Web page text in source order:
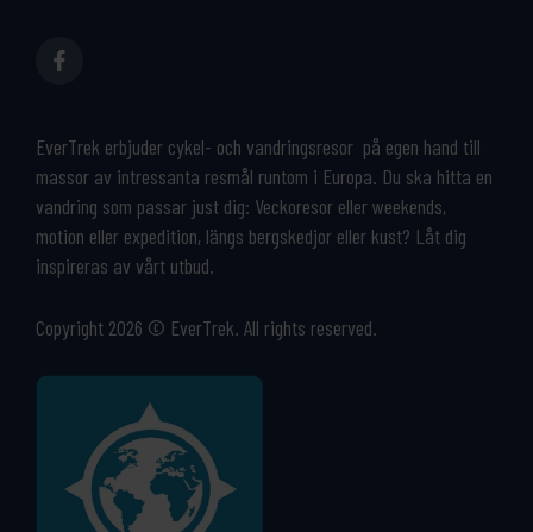
EverTrek erbjuder cykel- och vandringsresor på egen hand till
massor av intressanta resmål runtom i Europa. Du ska hitta en
vandring som passar just dig: Veckoresor eller weekends,
motion eller expedition, längs bergskedjor eller kust? Låt dig
inspireras av vårt utbud.
Copyright 2026 © EverTrek. All rights reserved.